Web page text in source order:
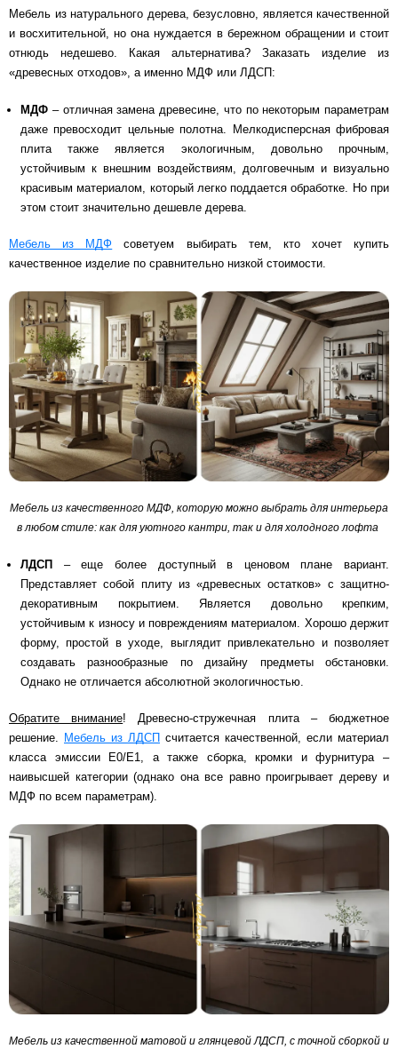
Мебель из натурального дерева, безусловно, является качественной
и восхитительной, но она нуждается в бережном обращении и стоит
отнюдь недешево. Какая альтернатива? Заказать изделие из
«древесных отходов», а именно МДФ или ЛДСП:
МДФ – отличная замена древесине, что по некоторым параметрам
даже превосходит цельные полотна. Мелкодисперсная фибровая
плита также является экологичным, довольно прочным,
устойчивым к внешним воздействиям, долговечным и визуально
красивым материалом, который легко поддается обработке. Но при
этом стоит значительно дешевле дерева.
Мебель из МДФ советуем выбирать тем, кто хочет купить
качественное изделие по сравнительно низкой стоимости.
Мебель из качественного МДФ, которую можно выбрать для интерьера
в любом стиле: как для уютного кантри, так и для холодного лофта
ЛДСП – еще более доступный в ценовом плане вариант.
Представляет собой плиту из «древесных остатков» с защитно-
декоративным покрытием. Является довольно крепким,
устойчивым к износу и повреждениям материалом. Хорошо держит
форму, простой в уходе, выглядит привлекательно и позволяет
создавать разнообразные по дизайну предметы обстановки.
Однако не отличается абсолютной экологичностью.
Обратите внимание! Древесно-стружечная плита – бюджетное
решение. Мебель из ЛДСП считается качественной, если материал
класса эмиссии Е0/Е1, а также сборка, кромки и фурнитура –
наивысшей категории (однако она все равно проигрывает дереву и
МДФ по всем параметрам).
Мебель из качественной матовой и глянцевой ЛДСП, с точной сборкой и